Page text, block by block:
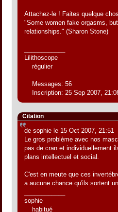
Attachez-le ! Faites quelque
"Some women fake orgasms,
relationships." (Sharon Stone)
Lilithoscope
régulier
Messages: 56
Inscription: 25 Sep 2007,
Citation
de sophie le 15 Oct 2007, 21:51
Le gros problème avec nos
pas de cran et individuellement
plans intellectuel et social.
C'est en meute que ces
a aucune chance qu'ils sortent
sophie
habitué